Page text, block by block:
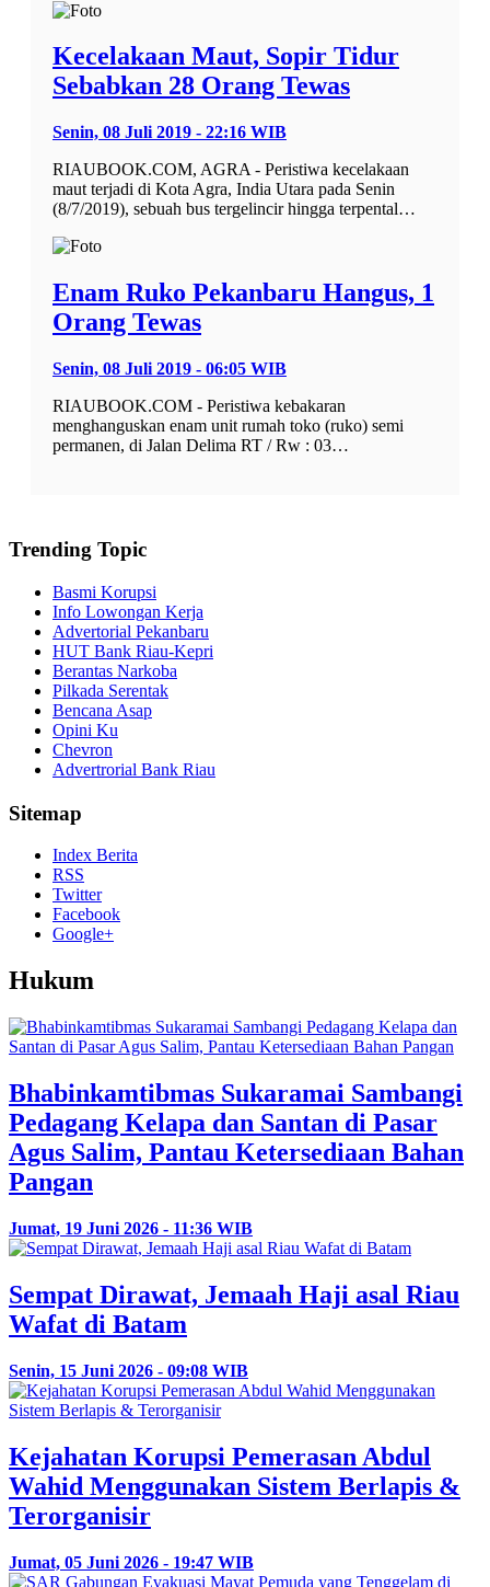
Kecelakaan Maut, Sopir Tidur
Sebabkan 28 Orang Tewas
Senin, 08 Juli 2019 - 22:16 WIB
RIAUBOOK.COM, AGRA - Peristiwa kecelakaan
maut terjadi di Kota Agra, India Utara pada Senin
(8/7/2019), sebuah bus tergelincir hingga terpental…
Enam Ruko Pekanbaru Hangus, 1
Orang Tewas
Senin, 08 Juli 2019 - 06:05 WIB
RIAUBOOK.COM - Peristiwa kebakaran
menghanguskan enam unit rumah toko (ruko) semi
permanen, di Jalan Delima RT / Rw : 03…
Trending Topic
Basmi Korupsi
Info Lowongan Kerja
Advertorial Pekanbaru
HUT Bank Riau-Kepri
Berantas Narkoba
Pilkada Serentak
Bencana Asap
Opini Ku
Chevron
Advertrorial Bank Riau
Sitemap
Index Berita
RSS
Twitter
Facebook
Google+
Hukum
Bhabinkamtibmas Sukaramai Sambangi
Pedagang Kelapa dan Santan di Pasar
Agus Salim, Pantau Ketersediaan Bahan
Pangan
Jumat, 19 Juni 2026 - 11:36 WIB
Sempat Dirawat, Jemaah Haji asal Riau
Wafat di Batam
Senin, 15 Juni 2026 - 09:08 WIB
Kejahatan Korupsi Pemerasan Abdul
Wahid Menggunakan Sistem Berlapis &
Terorganisir
Jumat, 05 Juni 2026 - 19:47 WIB